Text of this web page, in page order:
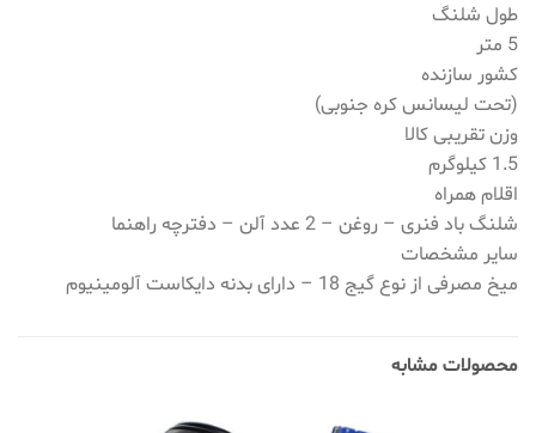
طول شلنگ
5 متر
کشور سازنده
(تحت لیسانس کره جنوبی)
وزن تقریبی کالا
1.5 کیلوگرم
اقلام همراه
شلنگ باد فنری – روغن – 2 عدد آلن – دفترچه راهنما
سایر مشخصات
میخ مصرفی از نوع گیج 18 – دارای بدنه دایکاست آلومینیوم
محصولات مشابه